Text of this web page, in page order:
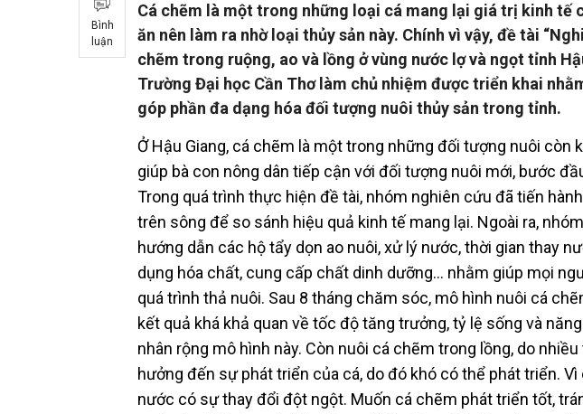
Bình
luận
Cá chẽm là một trong những loại cá mang lại giá trị kinh tế
ăn nên làm ra nhờ loại thủy sản này. Chính vì vậy, đề tài
chẽm trong ruộng, ao và lồng ở vùng nước lợ và ngọt tỉnh
Trường Đại học Cần Thơ làm chủ nhiệm được triển khai
góp phần đa dạng hóa đối tượng nuôi thủy sản trong tỉnh.
Ở Hậu Giang, cá chẽm là một trong những đối tượng nuôi còn
giúp bà con nông dân tiếp cận với đối tượng nuôi mới, bước
Trong quá trình thực hiện đề tài, nhóm nghiên cứu đã tiến
trên sông để so sánh hiệu quả kinh tế mang lại. Ngoài ra,
hướng dẫn các hộ tẩy dọn ao nuôi, xử lý nước, thời gian thay
dụng hóa chất, cung cấp chất dinh dưỡng… nhằm giúp mọi
quá trình thả nuôi. Sau 8 tháng chăm sóc, mô hình nuôi cá
kết quả khá khả quan về tốc độ tăng trưởng, tỷ lệ sống và
nhân rộng mô hình này. Còn nuôi cá chẽm trong lồng, do
hưởng đến sự phát triển của cá, do đó khó có thể phát triển.
nước có sự thay đổi đột ngột. Muốn cá chẽm phát triển tốt,